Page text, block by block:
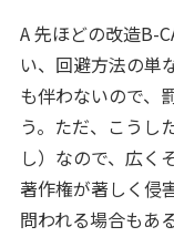
A 先ほどの改造B-
い、回避方法の単
も伴わないので、
う。ただ、こうし
し）なので、広く
著作権が著しく侵
問われる場合もあ